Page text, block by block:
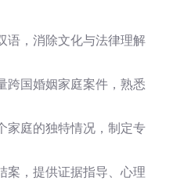
语，消除文化与法律理解
跨国婚姻家庭案件，熟悉
家庭的独特情况，制定专
案，提供证据指导、心理